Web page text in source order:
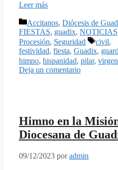
Leer más
Categorías
Accitanos, Diócesis de
FIESTAS, guadix, NOTICIAS
Procesión, Seguridad civil,
festividad, fiesta, Guadix,
himno, hispanidad, pilar, virgen
Deja un comentario
Himno en la
Diocesana de
09/12/2023 poradmin